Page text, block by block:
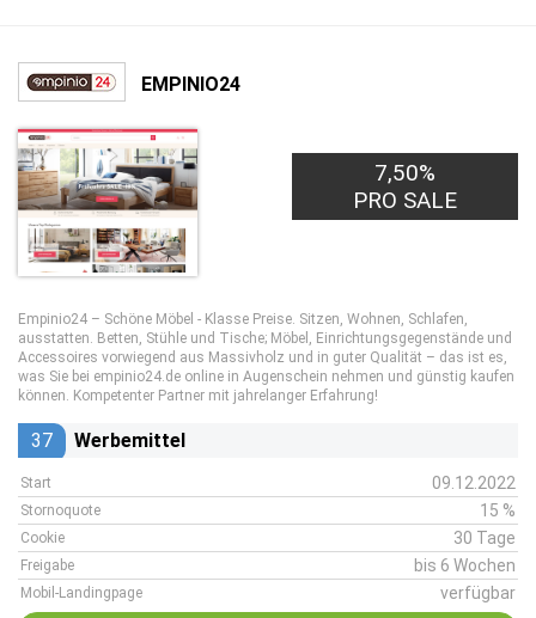
EMPINIO24
7,50%
PRO SALE
Empinio24 – Schöne Möbel - Klasse Preise. Sitzen, Wohnen, Schlafen,
ausstatten. Betten, Stühle und Tische; Möbel, Einrichtungsgegenstände und
Accessoires vorwiegend aus Massivholz und in guter Qualität – das ist es,
was Sie bei empinio24.de online in Augenschein nehmen und günstig kaufen
können. Kompetenter Partner mit jahrelanger Erfahrung!
37 Werbemittel
Start 09.12.2022
Stornoquote 15 %
Cookie 30 Tage
Freigabe bis 6 Wochen
Mobil-Landingpage verfügbar